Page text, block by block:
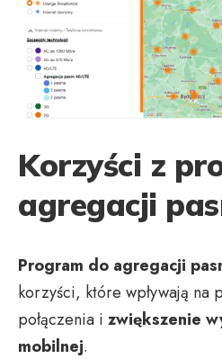
Korzyści z
agregacji
Program do agregacji
korzyści, które wpływają na
połączenia i zwiększenie
mobilnej.